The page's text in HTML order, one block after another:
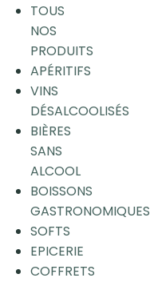
TOUS
NOS
PRODUITS
APÉRITIFS
VINS
DÉSALCOOLISÉS
BIÈRES
SANS
ALCOOL
BOISSONS
GASTRONOMIQUES
SOFTS
EPICERIE
COFFRETS